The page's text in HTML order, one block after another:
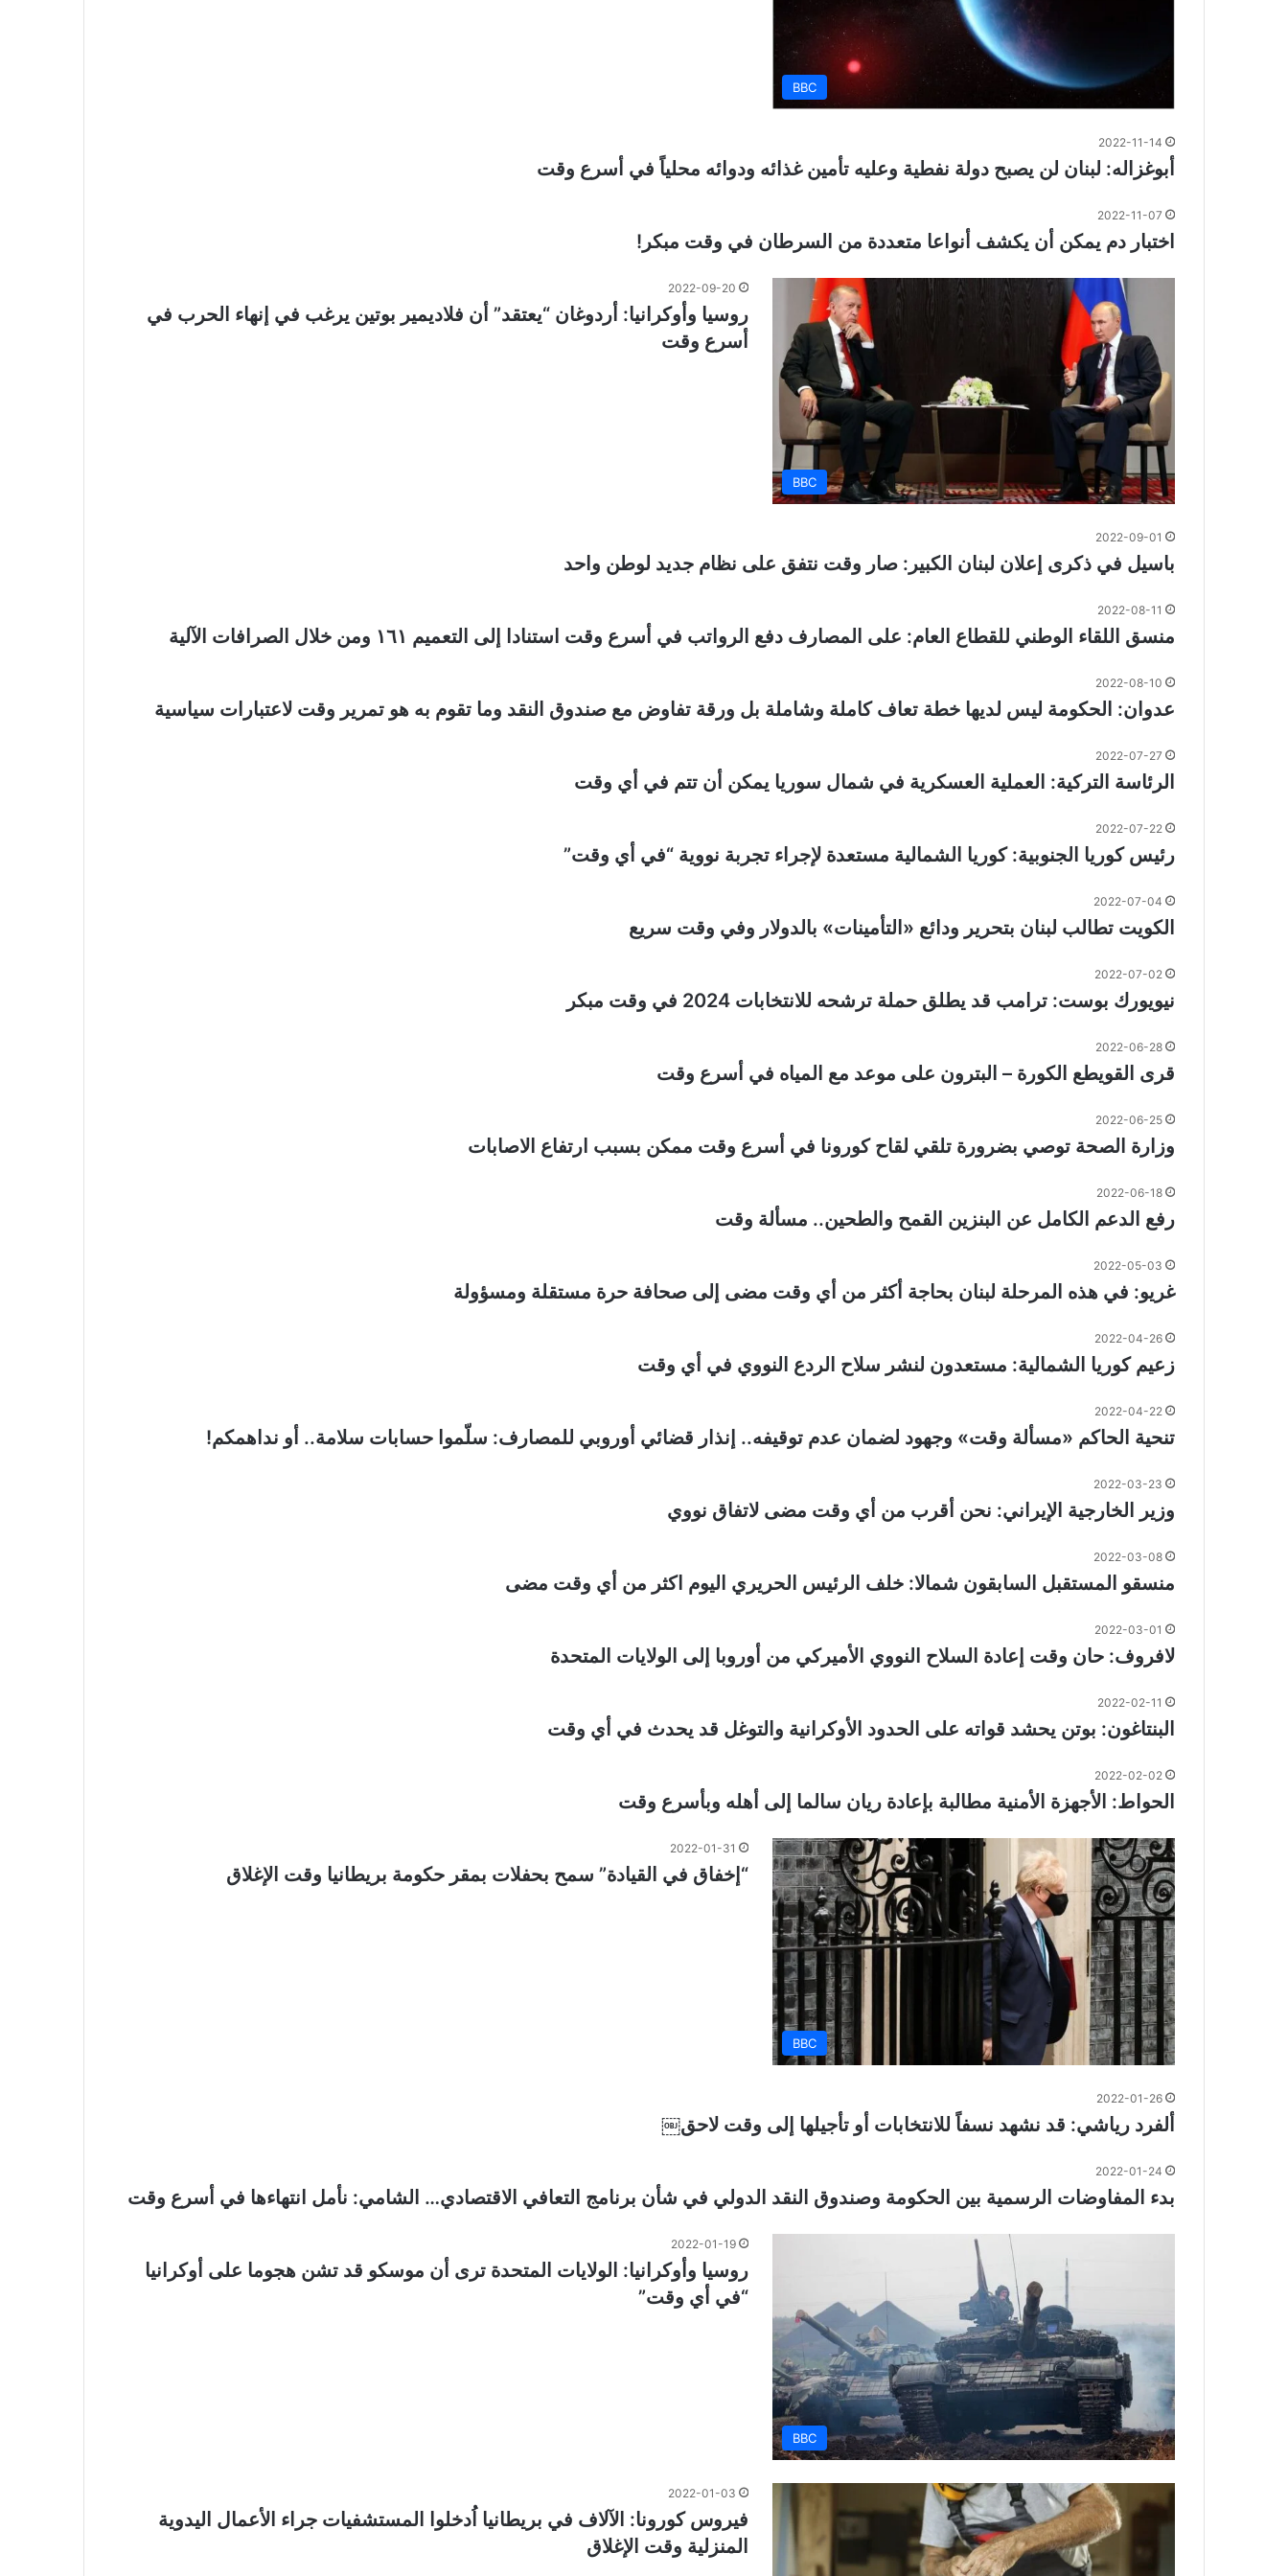
BBC
2022-11-14
أبوغزاله: لبنان لن يصبح دولة نفطية وعليه تأمين غذائه ودوائه محلياً في أسرع وقت
2022-11-07
اختبار دم يمكن أن يكشف أنواعا متعددة من السرطان في وقت مبكر!
BBC
2022-09-20
روسيا وأوكرانيا: أردوغان “يعتقد” أن فلاديمير بوتين يرغب في إنهاء الحرب في
أسرع وقت
2022-09-01
باسيل في ذكرى إعلان لبنان الكبير: صار وقت نتفق على نظام جديد لوطن واحد
2022-08-11
منسق اللقاء الوطني للقطاع العام: على المصارف دفع الرواتب في أسرع وقت استنادا إلى التعميم ١٦١ ومن خلال الصرافات الآلية
2022-08-10
عدوان: الحكومة ليس لديها خطة تعاف كاملة وشاملة بل ورقة تفاوض مع صندوق النقد وما تقوم به هو تمرير وقت لاعتبارات سياسية
2022-07-27
الرئاسة التركية: العملية العسكرية في شمال سوريا يمكن أن تتم في أي وقت
2022-07-22
رئيس كوريا الجنوبية: كوريا الشمالية مستعدة لإجراء تجربة نووية “في أي وقت”
2022-07-04
الكويت تطالب لبنان بتحرير ودائع «التأمينات» بالدولار وفي وقت سريع
2022-07-02
نيويورك بوست: ترامب قد يطلق حملة ترشحه للانتخابات 2024 في وقت مبكر
2022-06-28
قرى القويطع الكورة – البترون على موعد مع المياه في أسرع وقت
2022-06-25
وزارة الصحة توصي بضرورة تلقي لقاح كورونا في أسرع وقت ممكن بسبب ارتفاع الاصابات
2022-06-18
رفع الدعم الكامل عن البنزين القمح والطحين.. مسألة وقت
2022-05-03
غريو: في هذه المرحلة لبنان بحاجة أكثر من أي وقت مضى إلى صحافة حرة مستقلة ومسؤولة
2022-04-26
زعيم كوريا الشمالية: مستعدون لنشر سلاح الردع النووي في أي وقت
2022-04-22
تنحية الحاكم «مسألة وقت» وجهود لضمان عدم توقيفه.. إنذار قضائي أوروبي للمصارف: سلّموا حسابات سلامة.. أو نداهمكم!
2022-03-23
وزير الخارجية الإيراني: نحن أقرب من أي وقت مضى لاتفاق نووي
2022-03-08
منسقو المستقبل السابقون شمالا: خلف الرئيس الحريري اليوم اكثر من أي وقت مضى
2022-03-01
لافروف: حان وقت إعادة السلاح النووي الأميركي من أوروبا إلى الولايات المتحدة
2022-02-11
البنتاغون: بوتن يحشد قواته على الحدود الأوكرانية والتوغل قد يحدث في أي وقت
2022-02-02
الحواط: الأجهزة الأمنية مطالبة بإعادة ريان سالما إلى أهله وبأسرع وقت
BBC
2022-01-31
“إخفاق في القيادة” سمح بحفلات بمقر حكومة بريطانيا وقت الإغلاق
2022-01-26
ألفرد رياشي: قد نشهد نسفاً للانتخابات أو تأجيلها إلى وقت لاحق￼
2022-01-24
بدء المفاوضات الرسمية بين الحكومة وصندوق النقد الدولي في شأن برنامج التعافي الاقتصادي… الشامي: نأمل انتهاءها في أسرع وقت
BBC
2022-01-19
روسيا وأوكرانيا: الولايات المتحدة ترى أن موسكو قد تشن هجوما على أوكرانيا
“في أي وقت”
2022-01-03
فيروس كورونا: الآلاف في بريطانيا اُدخلوا المستشفيات جراء الأعمال اليدوية
المنزلية وقت الإغلاق